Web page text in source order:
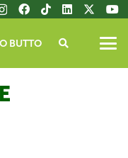
BUTTO